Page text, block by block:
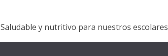
Saludable y nutritivo para nuestros escolares